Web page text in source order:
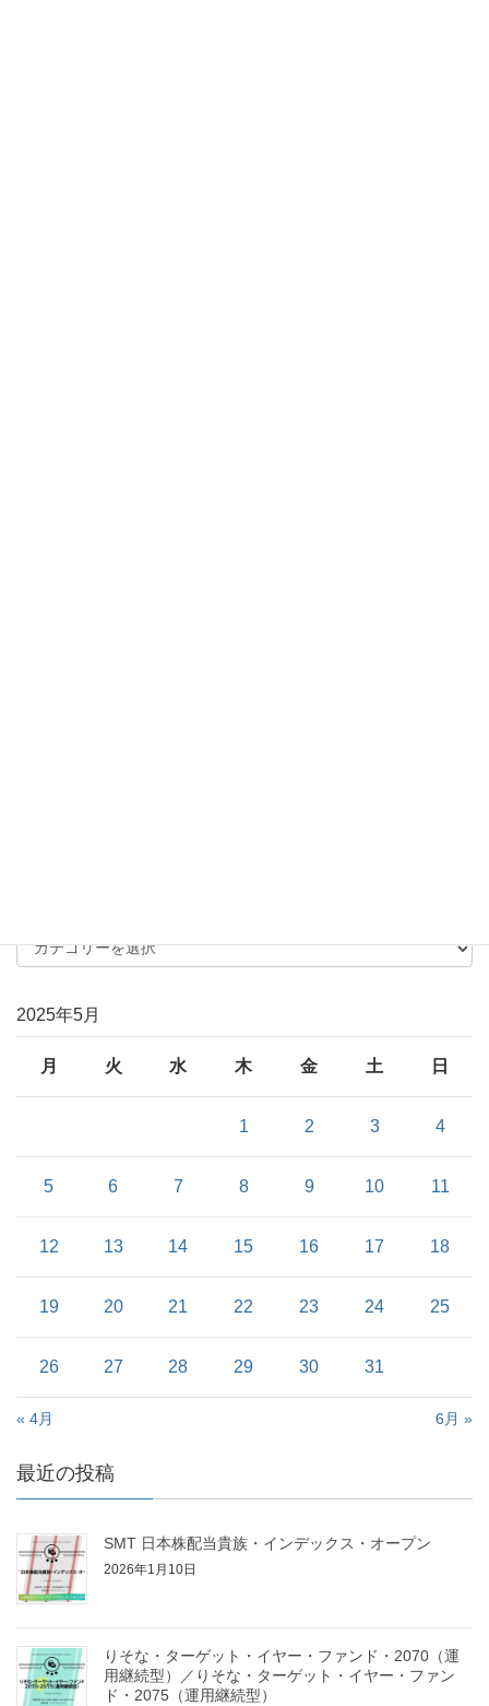
2025年5月
月 火 水 木 金 土 日
1 2 3 4
5 6 7 8 9 10 11
12 13 14 15 16 17 18
19 20 21 22 23 24 25
26 27 28 29 30 31
« 4月 6月 »
最近の投稿
SMT 日本株配当貴族・インデックス・オープン
2026年1月10日
りそな・ターゲット・イヤー・ファンド・2070（運
用継続型）／りそな・ターゲット・イヤー・ファン
ド・2075（運用継続型）